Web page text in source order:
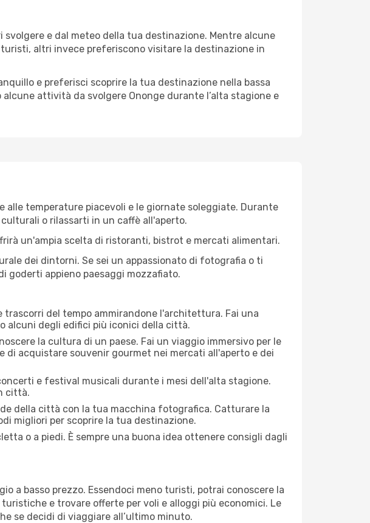
e dal meteo della tua destinazione. Mentre alcune
altri invece preferiscono visitare la destinazione in
e preferisci scoprire la tua destinazione nella bassa
attività da svolgere Ononge durante l’alta stagione e
temperature piacevoli e le giornate soleggiate. Durante
o rilassarti in un caffè all'aperto.
un'ampia scelta di ristoranti, bistrot e mercati alimentari.
dei dintorni. Se sei un appassionato di fotografia o ti
goderti appieno paesaggi mozzafiato.
del tempo ammirandone l'architettura. Fai una
alcuni degli edifici più iconici della città.
la cultura di un paese. Fai un viaggio immersivo per le
di acquistare souvenir gourmet nei mercati all'aperto e dei
e festival musicali durante i mesi dell'alta stagione.
città.
della città con la tua macchina fotografica. Catturare la
migliori per scoprire la tua destinazione.
o a piedi. È sempre una buona idea ottenere consigli dagli
a basso prezzo. Essendoci meno turisti, potrai conoscere la
e trovare offerte per voli e alloggi più economici. Le
se decidi di viaggiare all’ultimo minuto.